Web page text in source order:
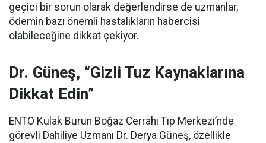
geçici bir sorun olarak değerlendirse de uzmanlar,
ödemin bazı önemli hastalıkların habercisi
olabileceğine dikkat çekiyor.
Dr. Güneş, “Gizli Tuz Kaynaklarına
Dikkat Edin”
ENTO Kulak Burun Boğaz Cerrahi Tıp Merkezi’nde
görevli Dahiliye Uzmanı Dr. Derya Güneş, özellikle